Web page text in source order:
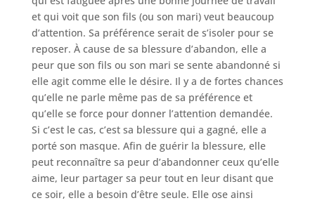
et qui voit que son fils (ou son mari) veut beaucoup
d’attention. Sa préférence serait de s’isoler pour se
reposer. À cause de sa blessure d’abandon, elle a
peur que son fils ou son mari se sente abandonné si
elle agit comme elle le désire. Il y a de fortes chances
qu’elle ne parle même pas de sa préférence et
qu’elle se force pour donner l’attention demandée.
Si c’est le cas, c’est sa blessure qui a gagné, elle a
porté son masque. Afin de guérir la blessure, elle
peut reconnaître sa peur d’abandonner ceux qu’elle
aime, leur partager sa peur tout en leur disant que
ce soir, elle a besoin d’être seule. Elle ose ainsi